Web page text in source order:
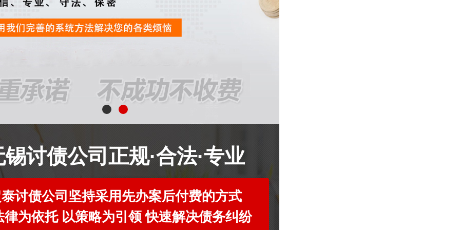
锡讨债公司正规·合法·专业
讨债公司坚持采用先办案后付费的方式
律为依托 以策略为引领 快速解决债务纠纷